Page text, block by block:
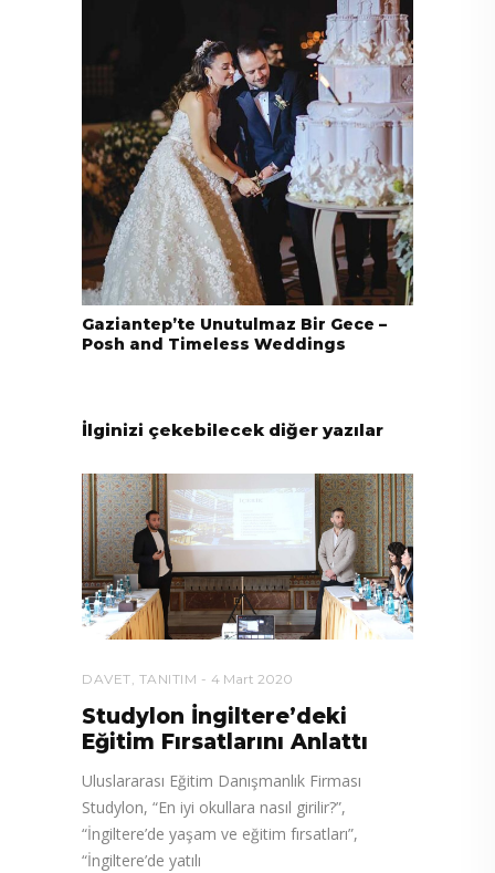
Gaziantep’te Unutulmaz Bir Gece –
Posh and Timeless Weddings
İlginizi çekebilecek diğer yazılar
DAVET, TANITIM 4 Mart 2020
Studylon İngiltere’deki
Eğitim Fırsatlarını Anlattı
Uluslararası Eğitim Danışmanlık Firması
Studylon, “En iyi okullara nasıl girilir?”,
“İngiltere’de yaşam ve eğitim fırsatları”,
“İngiltere’de yatılı